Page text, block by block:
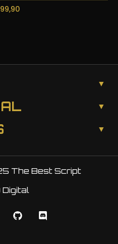
99,90
The Best Script
Digital